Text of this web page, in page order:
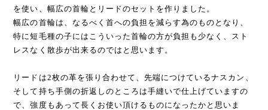
を使い、幅広の首輪とリードのセットを作りました。
幅広の首輪は、なるべく首への負担を減らす為のものとなり、
特に短毛種の子にはこういった首輪の方が負担も少なく、スト
レスなく散歩が出来るのではと思います。
リードは2枚の革を張り合わせて、先端につけているナスカン、
そして持ち手側の折返しのところは手縫いで仕上げていますの
で、強度もあって長くお使い頂けるものになったかと思いま